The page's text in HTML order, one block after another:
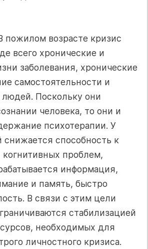
пожилом возрасте кризис
всего хронические и
заболевания, хронические
самостоятельности и
людей. Поскольку они
человека, то они и
психотерапии. У
способность к
проблем,
информация,
и память, быстро
В связи с этим цели
стабилизацией
необходимых для
личностного кризиса.